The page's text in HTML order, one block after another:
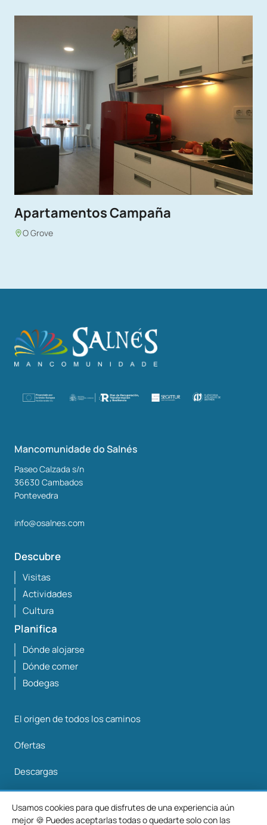
Apartamentos Campaña
O Grove
Mancomunidade do Salnés
Paseo Calzada s/n
36630 Cambados
Pontevedra
info@osalnes.com
Descubre
Visitas
Actividades
Cultura
Planifica
Dónde alojarse
Dónde comer
Bodegas
El origen de todos los caminos
Ofertas
Descargas
Usamos cookies para que disfrutes de una experiencia aún
mejor 🍪 Puedes aceptarlas todas o quedarte solo con las